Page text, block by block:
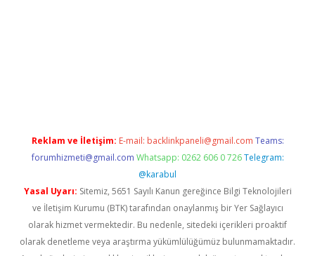
Reklam ve İletişim: E-mail: backlinkpaneli@gmail.com Teams:
forumhizmeti@gmail.com Whatsapp: 0262 606 0 726 Telegram:
@karabul
Yasal Uyarı: Sitemiz, 5651 Sayılı Kanun gereğince Bilgi Teknolojileri
ve İletişim Kurumu (BTK) tarafından onaylanmış bir Yer Sağlayıcı
olarak hizmet vermektedir. Bu nedenle, sitedeki içerikleri proaktif
olarak denetleme veya araştırma yükümlülüğümüz bulunmamaktadır.